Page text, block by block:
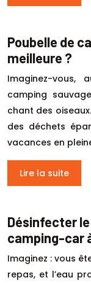
Poubelle de
meilleure ?
Imaginez-vous,
camping
chant des
des déchets
vacances en
Lire la suite
Désinfecter le
camping-car
Imaginez : vous
repas, et l’eau